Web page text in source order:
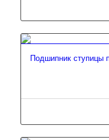
Подшипник ступицы